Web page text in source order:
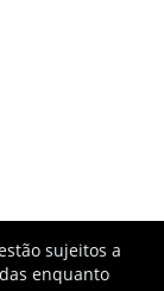
sujeitos a
enquanto